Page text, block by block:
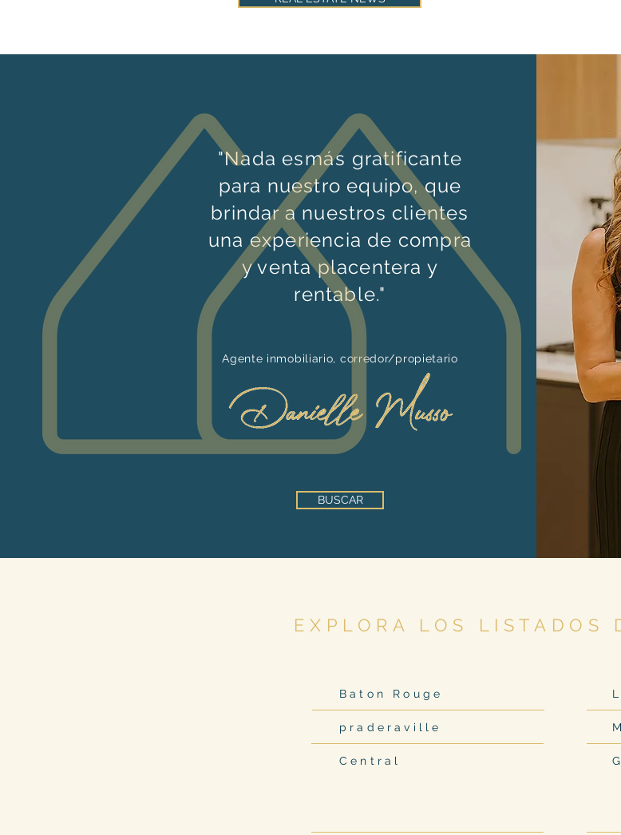
"Nada esmás gratificante
para nuestro equipo, que
brindar a nuestros clientes
una experiencia de compra
y venta placentera y
rentable."
Agente inmobiliario, corredor/propietario
BUSCAR
EXPLORA LOS LISTADOS
Baton Rouge
praderaville
Central